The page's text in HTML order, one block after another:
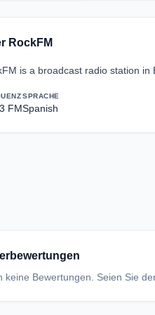
RockFM
is a broadcast radio station in
FM
SPRACHE
Spanish
keine Bewertungen. Seien Sie